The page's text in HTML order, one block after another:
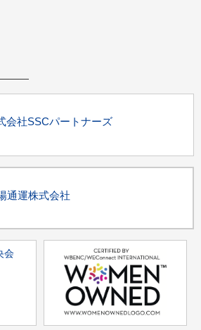
会社SSCパートナーズ
通運株式会社
会